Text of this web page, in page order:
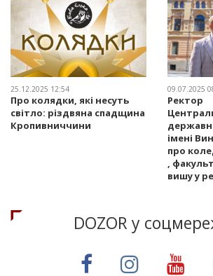
25.12.2025 12:54
Про колядки, які несуть
світло: різдвяна спадщина
Кропивниччини
09.07.2025
Ректор
імені
про
,
вишу у
DOZOR у